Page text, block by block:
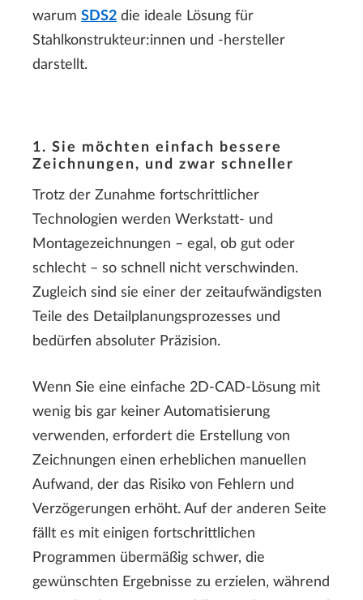
warum SDS2 die ideale Lösung für
Stahlkonstrukteur:innen und -hersteller
darstellt.
1. Sie möchten einfach bessere
Zeichnungen, und zwar schneller
Trotz der Zunahme fortschrittlicher
Technologien werden Werkstatt- und
Montagezeichnungen – egal, ob gut oder
schlecht – so schnell nicht verschwinden.
Zugleich sind sie einer der zeitaufwändigsten
Teile des Detailplanungsprozesses und
bedürfen absoluter Präzision.
Wenn Sie eine einfache 2D-CAD-Lösung mit
wenig bis gar keiner Automatisierung
verwenden, erfordert die Erstellung von
Zeichnungen einen erheblichen manuellen
Aufwand, der das Risiko von Fehlern und
Verzögerungen erhöht. Auf der anderen Seite
fällt es mit einigen fortschrittlichen
Programmen übermäßig schwer, die
gewünschten Ergebnisse zu erzielen, während